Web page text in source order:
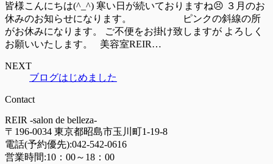
皆様こんにちは(^_^) 寒い日が続いておりますね😣 ３月のお
休みのお知らせになります。 ピンクの斜線の所
がお休みになります。 ご不便をお掛け致しますが よろしく
お願いいたします。 美容室REIR…
NEXT
ブログはじめました
Contact
REIR -salon de belleza-
〒196-0034 東京都昭島市玉川町1-19-8
電話(予約優先):042-542-0616
営業時間:10：00～18：00